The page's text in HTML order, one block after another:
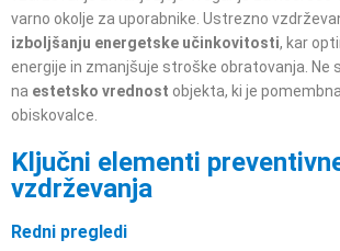
varno okolje za uporabnike. Ustrezno
izboljšanju energetske učinkovitosti, kar
energije in zmanjšuje stroške obratovanja. Ne
na estetsko vrednost objekta, ki je
obiskovalce.
Ključni elementi
vzdrževanja
Redni pregledi